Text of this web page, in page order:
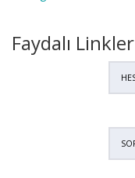
Faydalı Linkler